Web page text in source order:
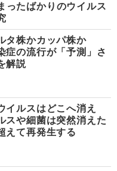
ったばかりのウイルス
タ株かカッパ株か
の流行が「予測」さ
解説
イルスはどこへ消え
や細菌は突然消えた
えて再発生する